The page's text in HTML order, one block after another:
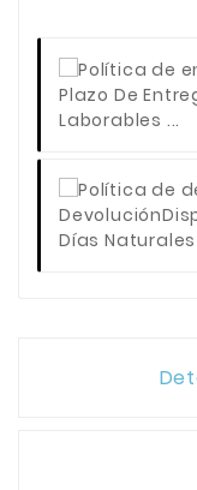
Plazo De
Laborables ...
Devolución
Días